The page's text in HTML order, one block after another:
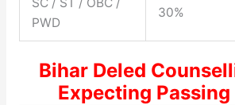
SC / ST / OBC /
PWD
30%
Bihar Deled
Expecting